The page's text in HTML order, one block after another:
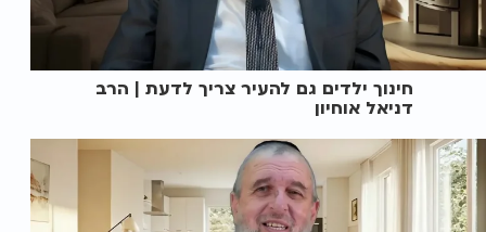
חינוך ילדים גם להעיר צריך לדעת | הרב
דניאל אוחיון